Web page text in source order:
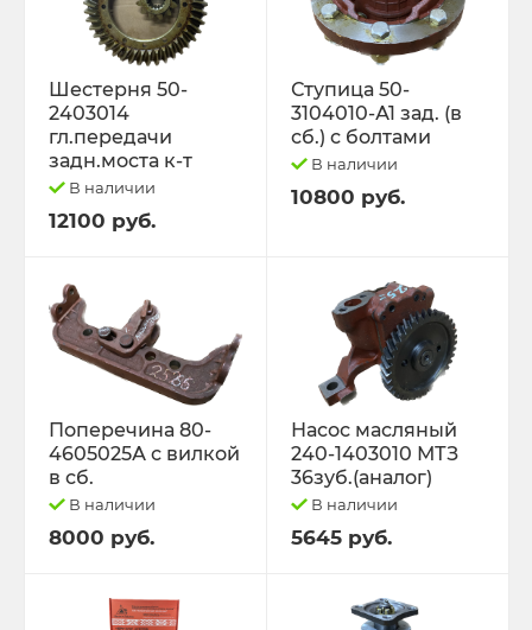
Шестерня 50-
2403014
гл.передачи
задн.моста к-т
В наличии
12100 руб.
Ступица 50-
3104010-А1 зад. (в
сб.) с болтами
В наличии
10800 руб.
Поперечина 80-
4605025А с вилкой
в сб.
В наличии
8000 руб.
Насос масляный
240-1403010 МТЗ
36зуб.(аналог)
В наличии
5645 руб.